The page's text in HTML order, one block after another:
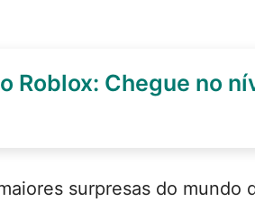
Roblox: Chegue no
surpresas do